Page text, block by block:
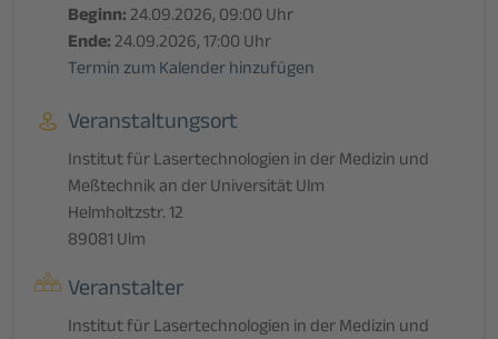
Beginn:24.09.2026, 09:00 Uhr
Ende:24.09.2026, 17:00 Uhr
Termin zum Kalender hinzufügen
Veranstaltungsort
Institut für Lasertechnologien in der Medizin und
Meßtechnik an der Universität Ulm
Helmholtzstr. 12
89081 Ulm
Veranstalter
Institut für Lasertechnologien in der Medizin und